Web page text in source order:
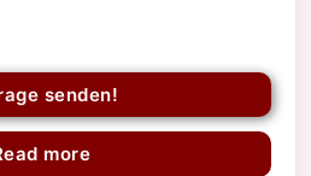
senden!
more